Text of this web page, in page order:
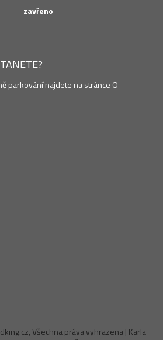
zavřeno
parkování najdete na stránce O
Všechna práva vyhrazena | Karla